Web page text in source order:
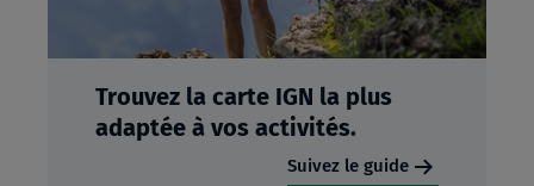
Trouvez la carte IGN la plus
adaptée à vos activités.
Suivez le guide